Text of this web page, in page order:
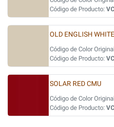
Código de Producto:
OLD ENGLISH
Código de Color
Código de Producto:
SOLAR RED CMU
Código de Color
Código de Producto: